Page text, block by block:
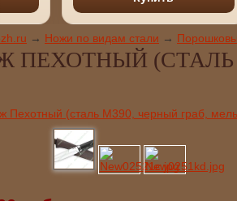
→ Ножи по видам стали →
ПЕХОТНЫЙ (СТАЛЬ